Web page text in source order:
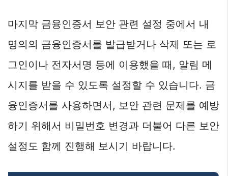
마지막 금융인증서 보안 관련 설정 중에서 내
명의의 금융인증서를 발급받거나 삭제 또는 로
그인이나 전자서명 등에 이용했을 때, 알림 메
시지를 받을 수 있도록 설정할 수 있습니다. 금
융인증서를 사용하면서, 보안 관련 문제를 예방
하기 위해서 비밀번호 변경과 더불어 다른 보안
설정도 함께 진행해 보시기 바랍니다.